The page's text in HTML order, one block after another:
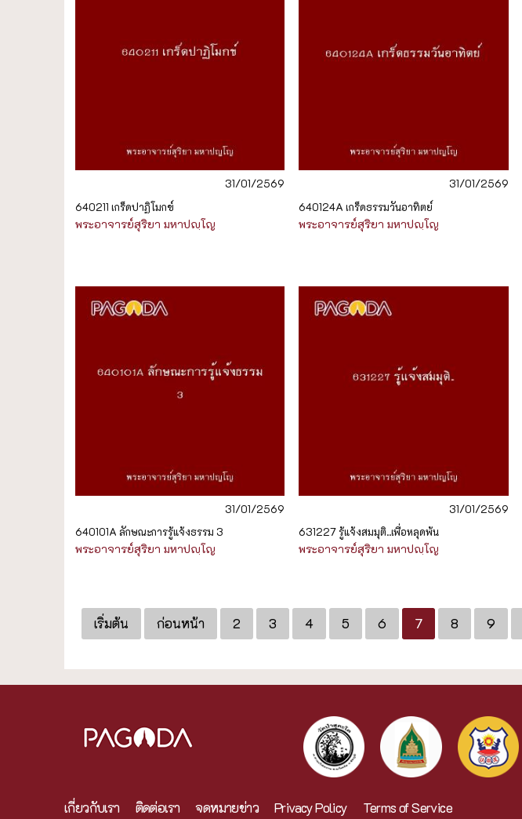
31/01/2569
640211 เกร็ดปาฏิโมกข์
พระอาจารย์สุริยา มหาปญฺโญ
31/01/2569
640124A เกร็ดธรรมวันอาทิตย์
พระอาจารย์สุริยา มหาปญฺโญ
31/01/2569
640101A ลักษณะการรู้แจ้งธรรม 3
พระอาจารย์สุริยา มหาปญฺโญ
31/01/2569
631227 รู้แจ้งสมมุติ..เพื่อหลุดพ้น
พระอาจารย์สุริยา มหาปญฺโญ
เริ่มต้น ก่อนหน้า 2 3 4 5 6 7 8 9
เกี่ยวกับเรา ติดต่อเรา จดหมายข่าว Privacy Policy Terms of Service